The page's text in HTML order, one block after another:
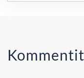
Kommentit